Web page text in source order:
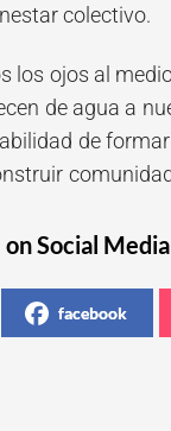
colectivo.
los ojos al
de agua a
de
Social Media
facebook